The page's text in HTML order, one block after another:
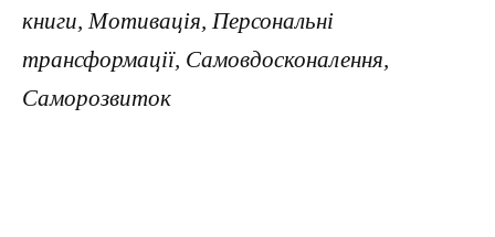
книги, Мотивація, Персональні
трансформації, Самовдосконалення,
Саморозвиток